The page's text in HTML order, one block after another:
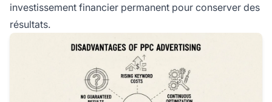
investissement financier permanent pour conserver des
résultats.